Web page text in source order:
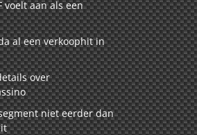
voelt aan als een
al een verkoophit in
over
niet eerder dan